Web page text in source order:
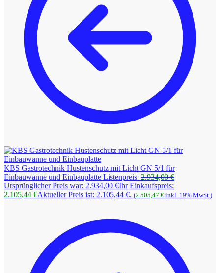
KBS Gastrotechnik Hustenschutz mit Licht GN 5/1 für
Einbauwanne und Einbauplatte Listenpreis: 2.934,00€
Ursprünglicher Preis war: 2.934,00 €Ihr Einkaufspreis:
2.105,44 €Aktueller Preis ist: 2.105,44 €. (2.505,47 € inkl. 19% MwSt.)